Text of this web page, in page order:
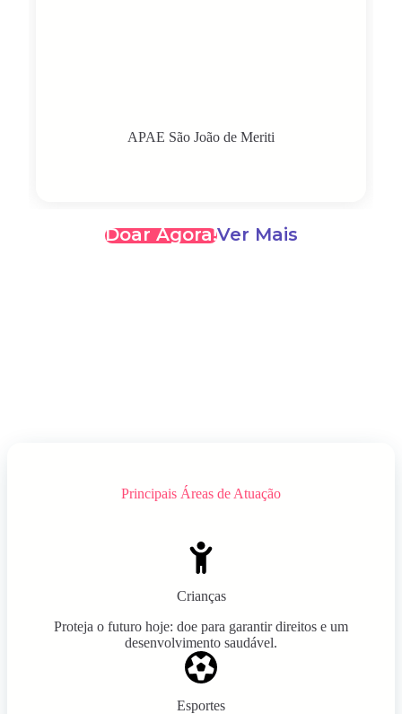
APAE São João de Meriti
Doar Agora!Ver Mais
Principais Áreas de Atuação
Crianças
Proteja o futuro hoje: doe para garantir direitos e um
desenvolvimento saudável.
Esportes